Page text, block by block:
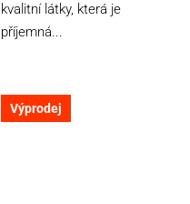
kvalitní látky, která je
příjemná...
Výprodej